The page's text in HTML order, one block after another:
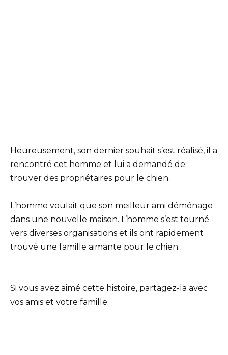
Heureusement, son dernier souhait s’est réalisé, il a
rencontré cet homme et lui a demandé de
trouver des propriétaires pour le chien.
L’homme voulait que son meilleur ami déménage
dans une nouvelle maison. L’homme s’est tourné
vers diverses organisations et ils ont rapidement
trouvé une famille aimante pour le chien.
Si vous avez aimé cette histoire, partagez-la avec
vos amis et votre famille.